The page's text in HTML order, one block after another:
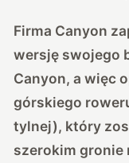
Firma Canyon
wersję swojego
Canyon, a więc
górskiego
tylnej), który
szerokim gronie